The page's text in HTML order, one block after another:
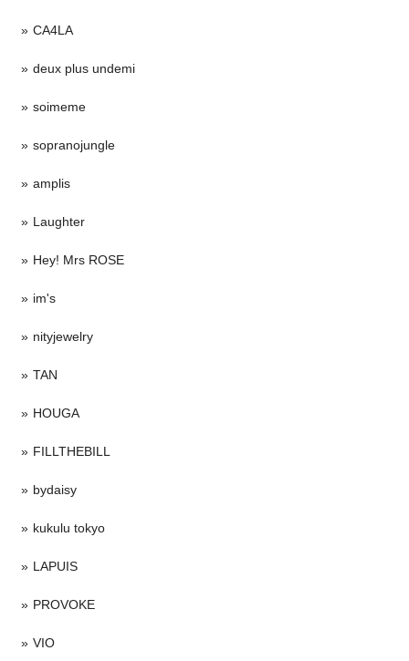
CA4LA
deux plus undemi
soimeme
sopranojungle
amplis
Laughter
Hey! Mrs ROSE
im's
nityjewelry
TAN
HOUGA
FILLTHEBILL
bydaisy
kukulu tokyo
LAPUIS
PROVOKE
VIO